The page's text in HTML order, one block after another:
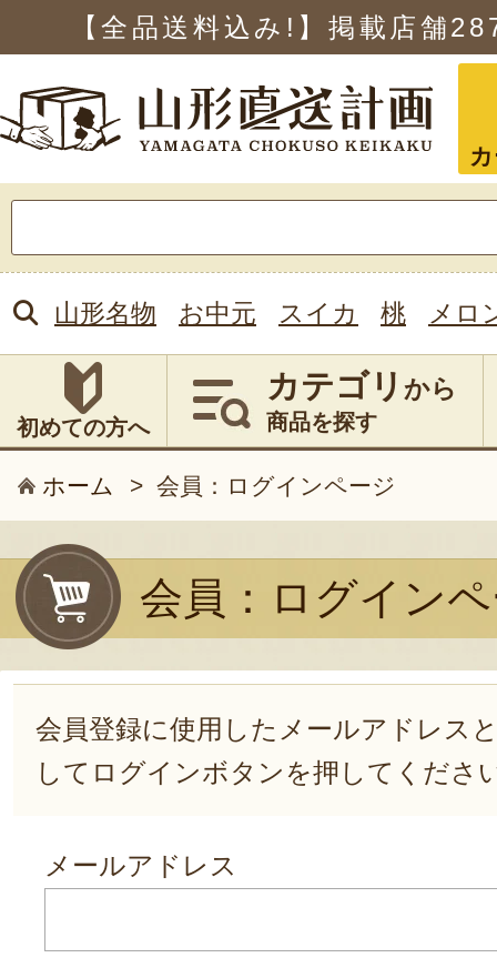
【全品送料込み!】掲載店舗
索:
山形名物 お中元 スイカ 桃 メロ
初めての方へ
カテゴリ から
商品を探す
ホーム > 会員：ログインページ
会員：ログイン
会員登録に使用したメールアドレス
してログインボタンを押してくださ
メールアドレス